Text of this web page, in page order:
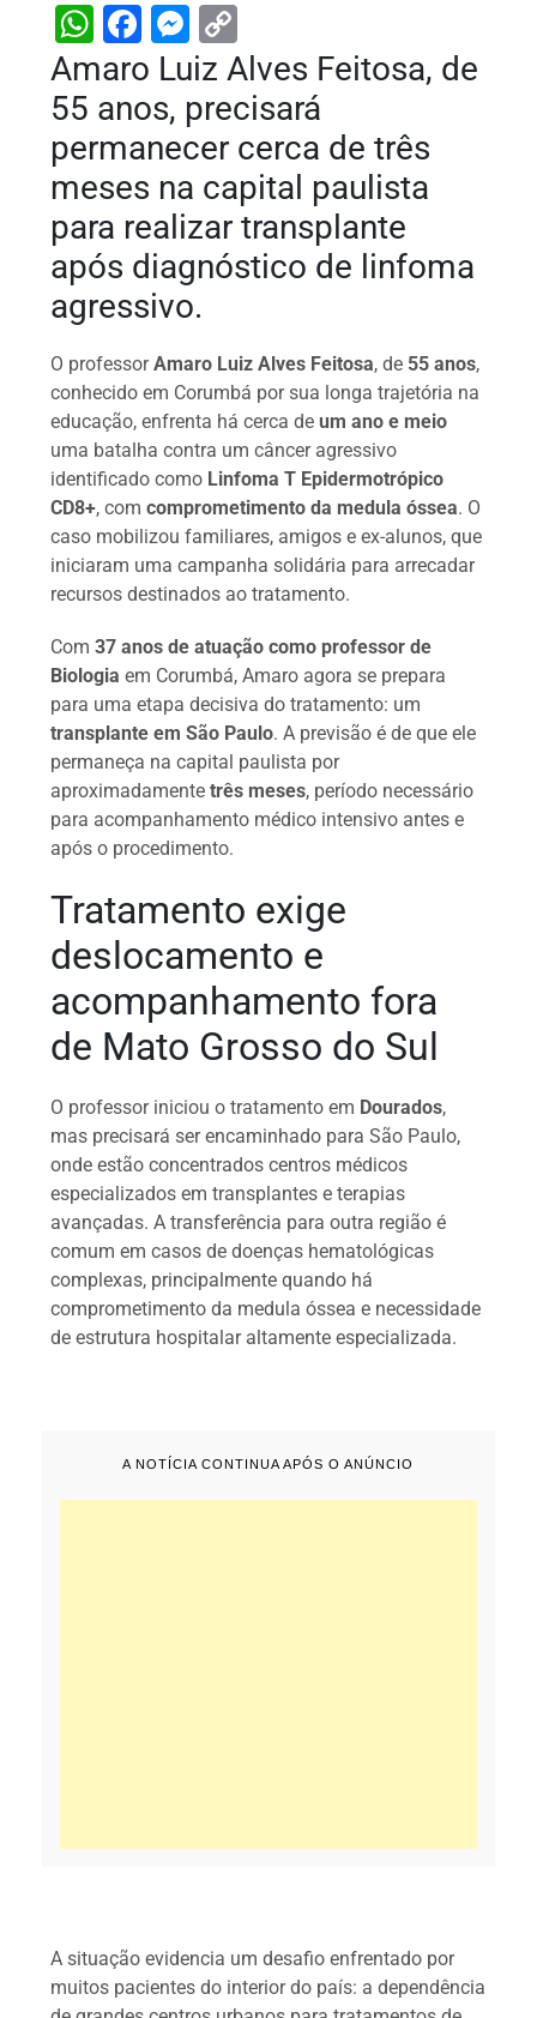
W
h
at
s
A
p
p
F
a
c
e
b
o
o
k
M
e
s
s
e
n
g
er
o
p
y
Li
n
k
Amaro Luiz Alves Feitosa, de
55 anos, precisará
permanecer cerca de três
meses na capital paulista
para realizar transplante
após diagnóstico de linfoma
agressivo.
O professorAmaro Luiz Alves Feitosa, de 55 anos,
conhecido em Corumbá por sua longa trajetória na
educação, enfrenta há cerca deum ano e meio
uma batalha contra um câncer agressivo
identificado como Linfoma T Epidermotrópico
CD8+, comcomprometimento da medula óssea. O
caso mobilizou familiares, amigos e ex-alunos, que
iniciaram uma campanha solidária para arrecadar
recursos destinados ao tratamento.
Com37 anos de atuação como professor de
Biologia em Corumbá, Amaro agora se prepara
para uma etapa decisiva do tratamento: um
transplante em São Paulo. A previsão é de que ele
permaneça na capital paulista por
aproximadamentetrês meses, período necessário
para acompanhamento médico intensivo antes e
após o procedimento.
Tratamento exige
deslocamento e
acompanhamento fora
de Mato Grosso do Sul
O professor iniciou o tratamento em Dourados,
mas precisará ser encaminhado para São Paulo,
onde estão concentrados centros médicos
especializados em transplantes e terapias
avançadas. A transferência para outra região é
comum em casos de doenças hematológicas
complexas, principalmente quando há
comprometimento da medula óssea e necessidade
de estrutura hospitalar altamente especializada.
A NOTÍCIA CONTINUA APÓS O ANÚNCIO
A situação evidencia um desafio enfrentado por
muitos pacientes do interior do país: a dependência